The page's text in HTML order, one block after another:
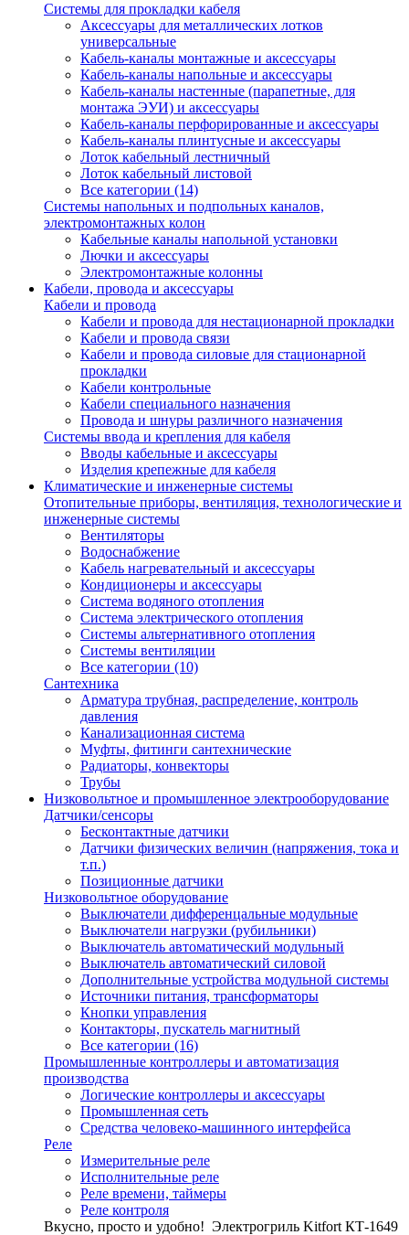
Системы для прокладки кабеля
Аксессуары для металлических лотков
универсальные
Кабель-каналы монтажные и аксессуары
Кабель-каналы напольные и аксессуары
Кабель-каналы настенные (парапетные, для
монтажа ЭУИ) и аксессуары
Кабель-каналы перфорированные и аксессуары
Кабель-каналы плинтусные и аксессуары
Лоток кабельный лестничный
Лоток кабельный листовой
Все категории (14)
Системы напольных и подпольных каналов,
электромонтажных колон
Кабельные каналы напольной установки
Лючки и аксессуары
Электромонтажные колонны
Кабели, провода и аксессуары
Кабели и провода
Кабели и провода для нестационарной прокладки
Кабели и провода связи
Кабели и провода силовые для стационарной
прокладки
Кабели контрольные
Кабели специального назначения
Провода и шнуры различного назначения
Системы ввода и крепления для кабеля
Вводы кабельные и аксессуары
Изделия крепежные для кабеля
Климатические и инженерные системы
Отопительные приборы, вентиляция, технологические и
инженерные системы
Вентиляторы
Водоснабжение
Кабель нагревательный и аксессуары
Кондиционеры и аксессуары
Система водяного отопления
Система электрического отопления
Системы альтернативного отопления
Системы вентиляции
Все категории (10)
Сантехника
Арматура трубная, распределение, контроль
давления
Канализационная система
Муфты, фитинги сантехнические
Радиаторы, конвекторы
Трубы
Низковольтное и промышленное электрооборудование
Датчики/сенсоры
Бесконтактные датчики
Датчики физических величин (напряжения, тока и
т.п.)
Позиционные датчики
Низковольтное оборудование
Выключатели дифференцальные модульные
Выключатели нагрузки (рубильники)
Выключатель автоматический модульный
Выключатель автоматический силовой
Дополнительные устройства модульной системы
Источники питания, трансформаторы
Кнопки управления
Контакторы, пускатель магнитный
Все категории (16)
Промышленные контроллеры и автоматизация
производства
Логические контроллеры и аксессуары
Промышленная сеть
Средства человеко-машинного интерфейса
Реле
Измерительные реле
Исполнительные реле
Реле времени, таймеры
Реле контроля
Вкусно, просто и удобно! Электрогриль Kitfort КТ-1649